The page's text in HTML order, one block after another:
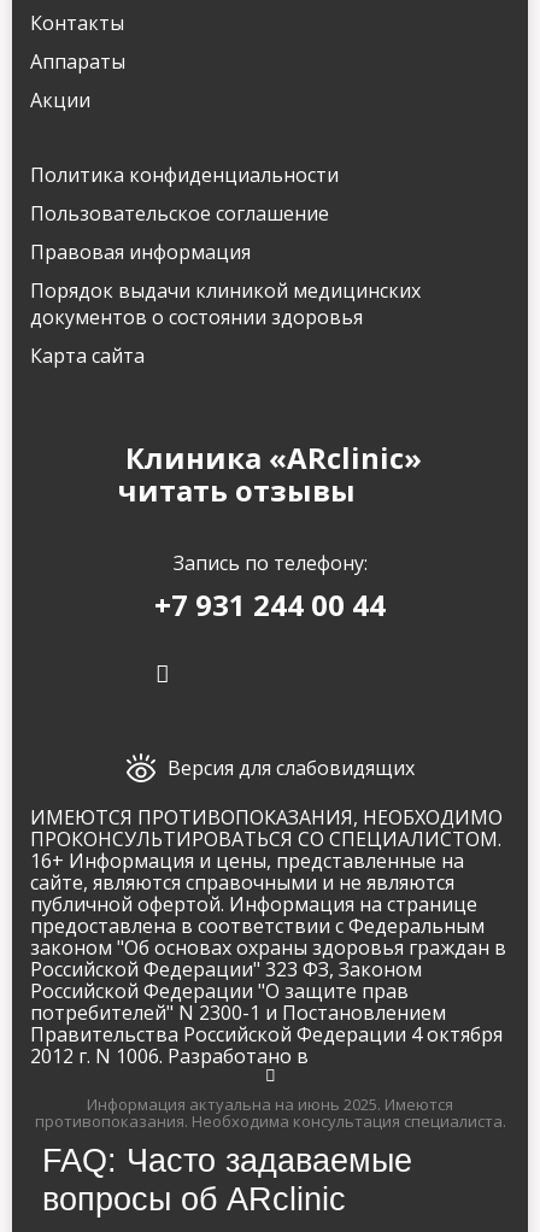
Контакты
Аппараты
Акции
Политика конфиденциальности
Пользовательское соглашение
Правовая информация
Порядок выдачи клиникой медицинских
документов о состоянии здоровья
Карта сайта
Клиника «ARclinic»
читать отзывы
Запись по телефону:
+7 931 244 00 44
Версия для слабовидящих
ИМЕЮТСЯ ПРОТИВОПОКАЗАНИЯ, НЕОБХОДИМО
ПРОКОНСУЛЬТИРОВАТЬСЯ СО СПЕЦИАЛИСТОМ.
16+ Информация и цены, представленные на
сайте, являются справочными и не являются
публичной офертой. Информация на странице
предоставлена в соответствии с Федеральным
законом "Об основах охраны здоровья граждан в
Российской Федерации" 323 ФЗ, Законом
Российской Федерации "О защите прав
потребителей" N 2300-1 и Постановлением
Правительства Российской Федерации 4 октября
2012 г. N 1006. Разработано в
Информация актуальна на июнь 2025. Имеются
противопоказания. Необходима консультация специалиста.
FAQ: Часто задаваемые
вопросы об ARclinic